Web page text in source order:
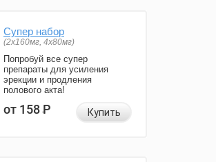
Супер набор
(2х160мг, 4х80мг)
Попробуй все супер
препараты для усиления
эрекции и продления
полового акта!
от 158Р Купить